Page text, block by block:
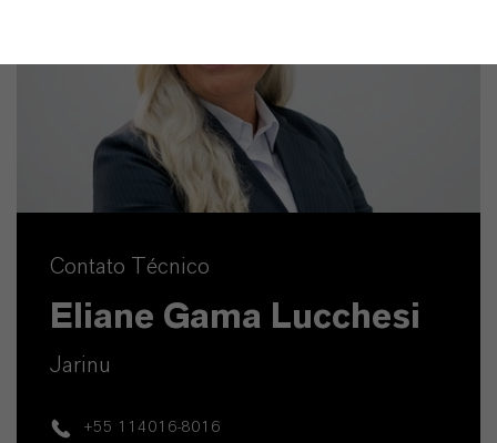
Contato Técnico
Eliane Gama Lucchesi
Jarinu
+55 114016-8016